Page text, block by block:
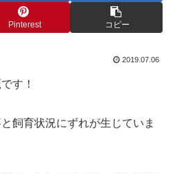
Pinterest コピー
2019.07.06
す！
飼育状況にずれが生じていま